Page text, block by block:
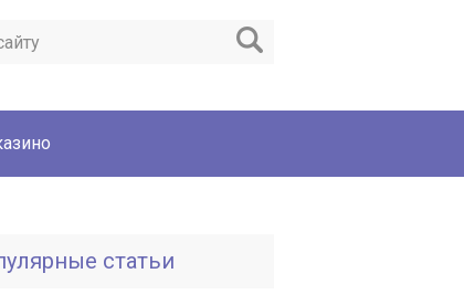
статьи